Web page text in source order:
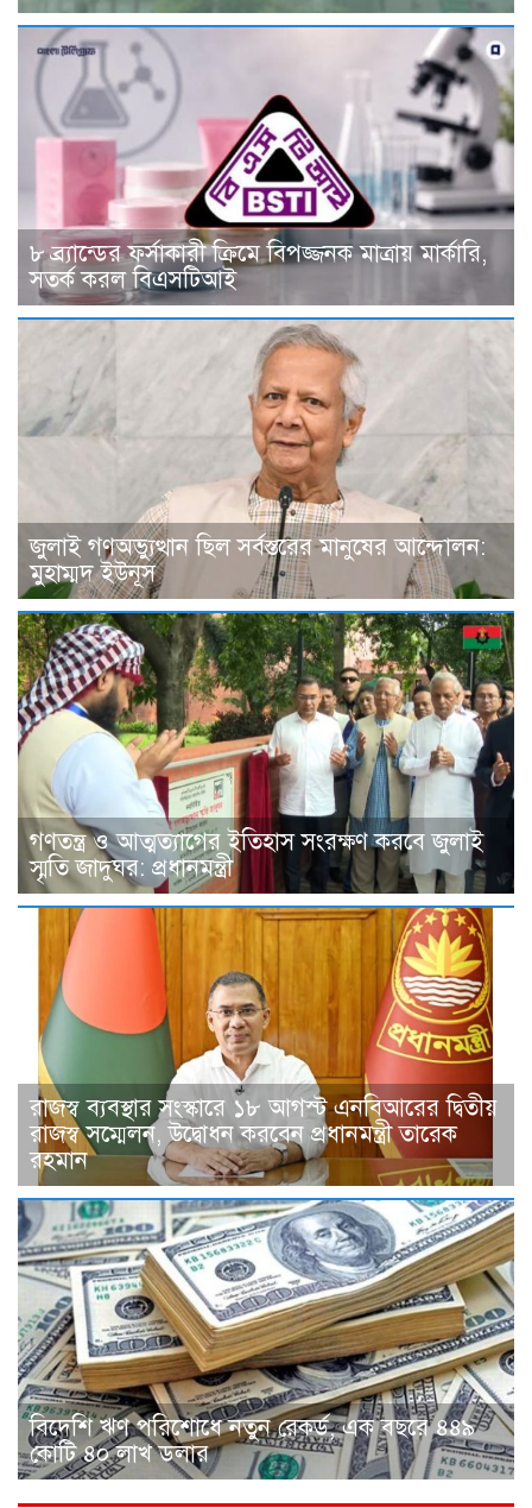
৮ ব্র্যান্ডের ফর্সাকারী ক্রিমে বিপজ্জনক মাত্রায় মার্কারি,
সতর্ক করল বিএসটিআই
জুলাই গণঅভ্যুত্থান ছিল সর্বস্তরের মানুষের আন্দোলন:
মুহাম্মদ ইউনূস
গণতন্ত্র ও আত্মত্যাগের ইতিহাস সংরক্ষণ করবে জুলাই
স্মৃতি জাদুঘর: প্রধানমন্ত্রী
রাজস্ব ব্যবস্থার সংস্কারে ১৮ আগস্ট এনবিআরের দ্বিতীয়
রাজস্ব সম্মেলন, উদ্বোধন করবেন প্রধানমন্ত্রী তারেক
রহমান
বিদেশি ঋণ পরিশোধে নতুন রেকর্ড, এক বছরে ৪৪৯
কোটি ৪০ লাখ ডলার